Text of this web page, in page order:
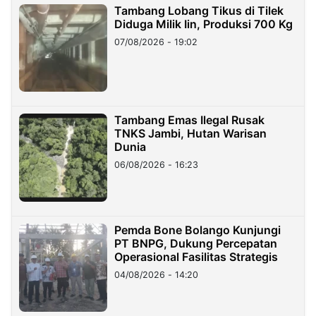
Tambang Lobang Tikus di Tilek
Diduga Milik Iin, Produksi 700 Kg
07/08/2026 - 19:02
Tambang Emas Ilegal Rusak
TNKS Jambi, Hutan Warisan
Dunia
06/08/2026 - 16:23
Pemda Bone Bolango Kunjungi
PT BNPG, Dukung Percepatan
Operasional Fasilitas Strategis
04/08/2026 - 14:20